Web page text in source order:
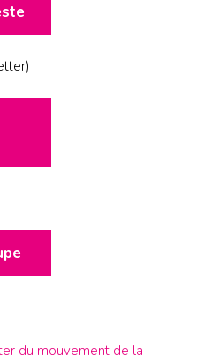
du mouvement de la